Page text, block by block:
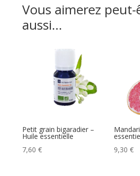
Vous aimerez
aussi…
Petit grain bigaradier –
Huile essentielle
7,60 €
9,30€